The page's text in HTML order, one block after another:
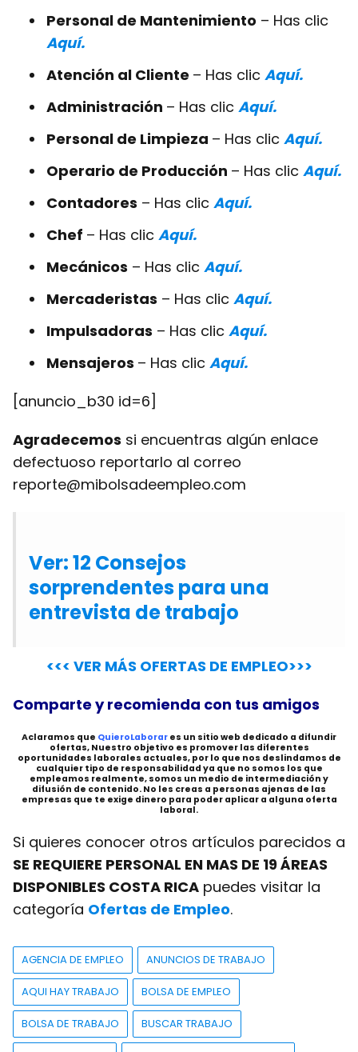
Personal de Mantenimiento – Has clic
Aquí.
Atención al Cliente – Has clic Aquí.
Administración – Has clic Aquí.
Personal de Limpieza – Has clic Aquí.
Operario de Producción – Has clic Aquí.
Contadores – Has clic Aquí.
Chef – Has clic Aquí.
Mecánicos – Has clic Aquí.
Mercaderistas – Has clic Aquí.
Impulsadoras – Has clic Aquí.
Mensajeros – Has clic Aquí.
[anuncio_b30 id=6]
Agradecemos si encuentras algún enlace
defectuoso reportarlo al correo
reporte@mibolsadeempleo.com
Ver: 12 Consejos
sorprendentes para una
entrevista de trabajo
<<< VER MÁS OFERTAS DE EMPLEO>>>
Comparte y recomienda con tus amigos
Aclaramos que QuieroLaborar es un sitio web dedicado a difundir
ofertas, Nuestro objetivo es promover las diferentes
oportunidades laborales actuales, por lo que nos deslindamos de
cualquier tipo de responsabilidad ya que no somos los que
empleamos realmente, somos un medio de intermediación y
difusión de contenido. No les creas a personas ajenas de las
empresas que te exige dinero para poder aplicar a alguna oferta
laboral.
Si quieres conocer otros artículos parecidos a
SE REQUIERE PERSONAL EN MAS DE 19 ÁREAS
DISPONIBLES COSTA RICA puedes visitar la
categoría Ofertas de Empleo.
AGENCIA DE EMPLEO ANUNCIOS DE TRABAJO
AQUI HAY TRABAJO BOLSA DE EMPLEO
BOLSA DE TRABAJO BUSCAR TRABAJO